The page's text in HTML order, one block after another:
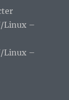
Linux –
Linux –